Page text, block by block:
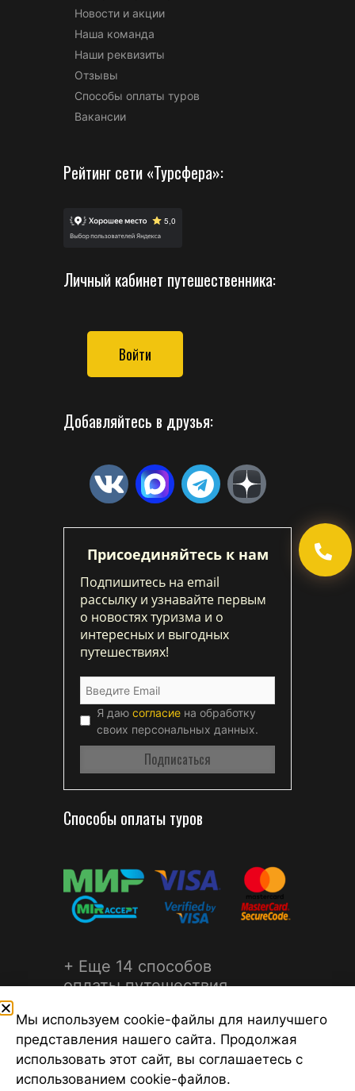
Новости и акции
Наша команда
Наши реквизиты
Отзывы
Способы оплаты туров
Вакансии
Рейтинг сети «Турсфера»:
Личный кабинет путешественника:
Войти
Добавляйтесь в друзья:
Присоединяйтесь к нам
Подпишитесь на email
рассылку и узнавайте первым
о новостях туризма и о
интересных и выгодных
путешествиях!
Я даю согласие на обработку
своих персональных данных.
Способы оплаты туров
+ Еще 14 способов
оплаты путешествия
©2026 Турагентство Турсфера - Поиск туров от надежных
Мы используем cookie-файлы для наилучшего
представления нашего сайта. Продолжая
использовать этот сайт, вы соглашаетесь с
использованием cookie-файлов.